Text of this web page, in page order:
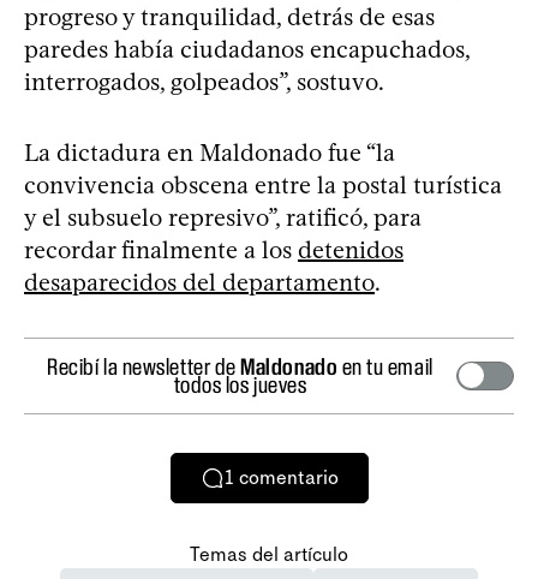
progreso y tranquilidad, detrás de esas
paredes había ciudadanos encapuchados,
interrogados, golpeados”, sostuvo.
La dictadura en Maldonado fue “la
convivencia obscena entre la postal turística
y el subsuelo represivo”, ratificó, para
recordar finalmente a los detenidos
desaparecidos del departamento.
Recibí la newsletter deMaldonado en tu email
todos los jueves
1 comentario
Temas del artículo